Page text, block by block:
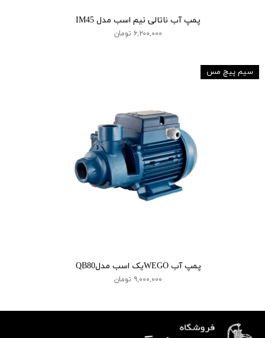
پمپ آب ناتالی نیم اسب مدل IM45
۶,۲۰۰,۰۰۰ تومان
پمپ آب WEGOیک اسب مدلQB80
۹,۰۰۰,۰۰۰ تومان
سیم پیچ مس